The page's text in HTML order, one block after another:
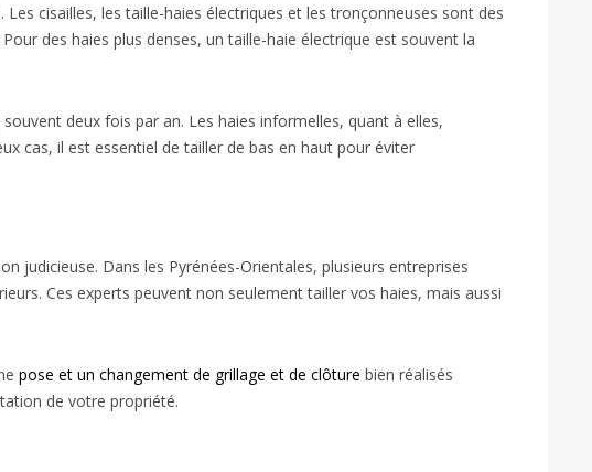
cisailles, les taille-haies électriques et les tronçonneuses sont des
des haies plus denses, un taille-haie électrique est souvent la
deux fois par an. Les haies informelles, quant à elles,
cas, il est essentiel de tailler de bas en haut pour éviter
judicieuse. Dans les Pyrénées-Orientales, plusieurs entreprises
Ces experts peuvent non seulement tailler vos haies, mais aussi
pose et un changement de grillage et de clôture bien réalisés
de votre propriété.